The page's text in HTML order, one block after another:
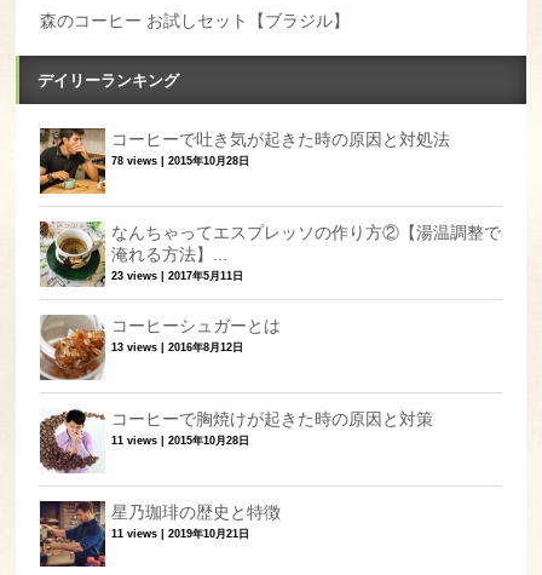
森のコーヒー お試しセット【ブラジル】
デイリーランキング
コーヒーで吐き気が起きた時の原因と対処法
78 views |2015年10月28日
なんちゃってエスプレッソの作り方②【湯温調整で
淹れる方法】...
23 views |2017年5月11日
コーヒーシュガーとは
13 views |2016年8月12日
コーヒーで胸焼けが起きた時の原因と対策
11 views |2015年10月28日
星乃珈琲の歴史と特徴
11 views |2019年10月21日